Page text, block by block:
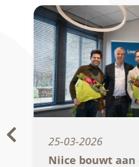
25-03-2026
Niice bouwt